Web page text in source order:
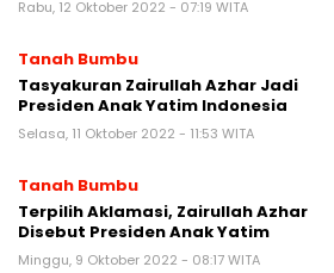
Rabu, 12 Oktober 2022 - 07:19 WITA
Tanah Bumbu
Tasyakuran Zairullah Azhar Jadi
Presiden Anak Yatim Indonesia
Selasa, 11 Oktober 2022 - 11:53 WITA
Tanah Bumbu
Terpilih Aklamasi, Zairullah Azhar
Disebut Presiden Anak Yatim
Minggu, 9 Oktober 2022 - 08:17 WITA